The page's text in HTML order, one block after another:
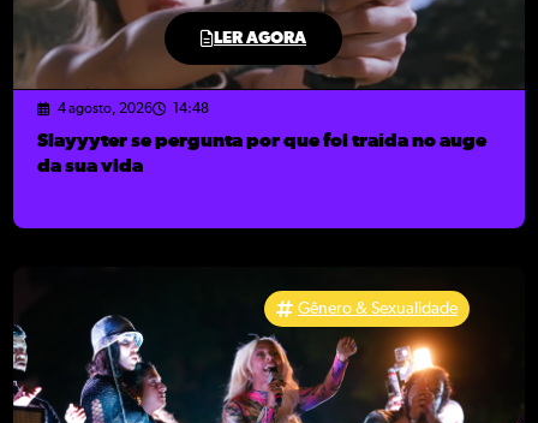
LER AGORA
4 agosto, 2026 14:48
Slayyyter se pergunta por que foi traída no auge
da sua vida
Gênero & Sexualidade